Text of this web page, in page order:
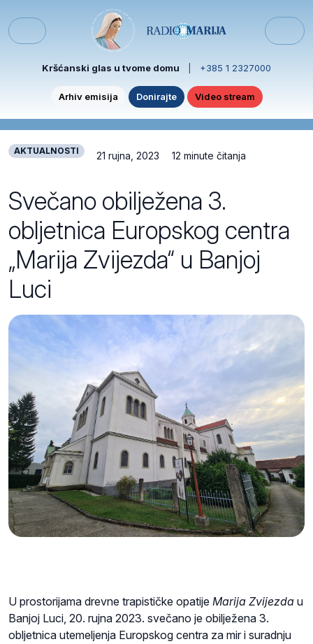
Menu
Kršćanski glas u tvome domu +385 1 2327000
Arhiv emisija Donirajte Video stream
AKTUALNOSTI 21 rujna, 2023 12 minute čitanja
Svečano obilježena 3.
obljetnica Europskog centra
„Marija Zvijezda“ u Banjoj
Luci
U prostorijama drevne trapističke opatije Marija Zvijezda u
Banjoj Luci, 20. rujna 2023. svečano je obilježena 3.
obljetnica utemeljenja Europskog centra za mir i suradnju